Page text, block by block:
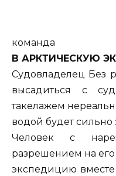
команда
В АРКТИЧЕСКУЮ
Судовладелец Без
высадиться с
такелажем
водой будет сильно
Человек с
разрешением на
экспедицию